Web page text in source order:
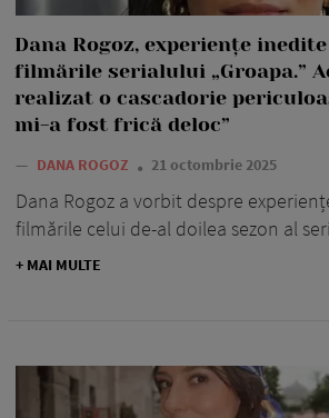
Dana Rogoz, experiențe
filmările serialului „Groapa.”
realizat o cascadorie
mi-a fost frică deloc”
— DANA ROGOZ 21 octombrie 2025
Dana Rogoz a vorbit despre
filmările celui de-al doilea sezon al
+ MAI MULTE